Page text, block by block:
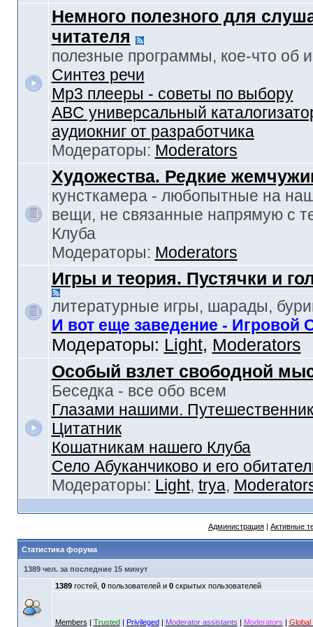
Немного полезного для
читателя
полезные программы, кое-что об
Синтез речи
Mp3 плееры - советы по выбору
ABC универсальный
аудиокниг от разработчика
Модераторы: Moderators
Художества. Редкие
кунсткамера - любопытные на
вещи, не связанные напрямую с
Клуба
Модераторы: Moderators
Игры и теория. Пустячки и
литературные игры, шарады,
И вот еще заведение - Игровой
Модераторы: Light, Moderators
Особый взлет свободной
Беседка - все обо всем
Глазами нашими.
Цитатник
Кошатникам нашего Клуба
Село Абуканчиково и его
Модераторы: Light, trya,
Администрация | Активные
Статистика форума
1389 чел. за последние 15 минут
1389гостей, 0пользователей и 0скрытых пользователей
Members | Trusted| Privileged| Moderator assistants | Moderators | Global